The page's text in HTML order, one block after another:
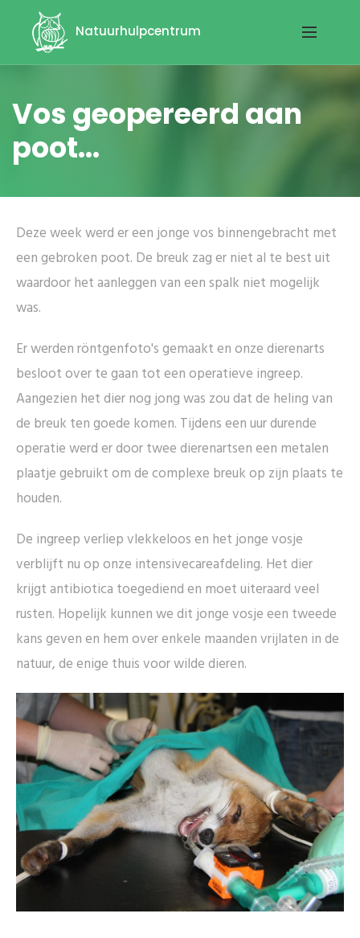
Natuurhulpcentrum
Vos geopereerd aan
poot...
Deze week werd er een jonge vos binnengebracht met
een gebroken poot. De breuk zag er niet al te best uit
waardoor het aanleggen van een spalk niet mogelijk
was.
Er werden röntgenfoto's gemaakt en onze dierenarts
besloot over te gaan tot een operatieve ingreep.
Aangezien het dier nog jong was zou dat de heling van
de breuk ten goede komen. Tijdens een uur durende
operatie werd er door twee dierenartsen een metalen
plaatje gebruikt om de complexe breuk op zijn plaats te
houden.
De ingreep verliep vlekkeloos en het jonge vosje
verblijft nu op onze intensivecareafdeling. Het dier
krijgt antibiotica toegediend en moet uiteraard veel
rusten. Hopelijk kunnen we dit jonge vosje een tweede
kans geven en hem over enkele maanden vrijlaten in de
natuur, de enige thuis voor wilde dieren.